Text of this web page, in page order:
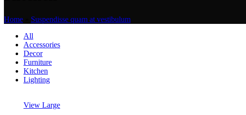
Home
Suspendisse quam at vestibulum
All
Accessories
Decor
Furniture
Kitchen
Lighting
View Large